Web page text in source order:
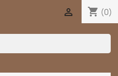
shopping_cart (0)
